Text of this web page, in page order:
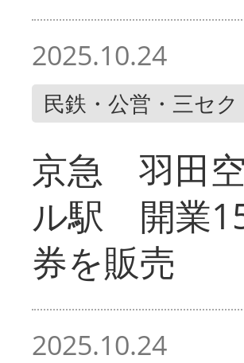
2025.10.24
民鉄・公営・三セク
京急 羽田
ル駅 開業
券を販売
2025.10.24